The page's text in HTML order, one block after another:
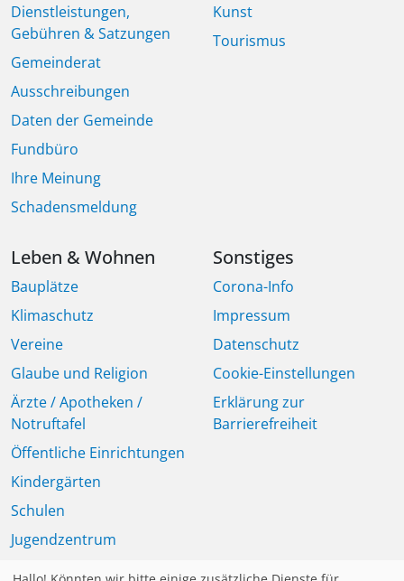
Dienstleistungen,
Gebühren & Satzungen
Gemeinderat
Ausschreibungen
Daten der Gemeinde
Fundbüro
Ihre Meinung
Schadensmeldung
Kunst
Tourismus
Leben & Wohnen
Bauplätze
Klimaschutz
Vereine
Glaube und Religion
Ärzte / Apotheken /
Notruftafel
Öffentliche Einrichtungen
Kindergärten
Schulen
Jugendzentrum
Sonstiges
Corona-Info
Impressum
Datenschutz
Cookie-Einstellungen
Erklärung zur
Barrierefreiheit